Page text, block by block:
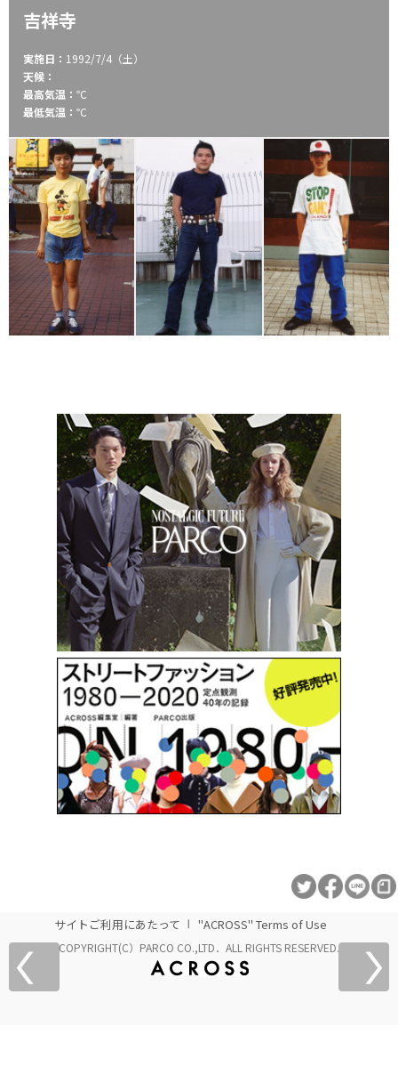
吉祥寺
実施日： 1992/7/4（土）
天候：
最高気温： ℃
最低気温： ℃
サイトご利用にあたって "ACROSS" Terms of Use
COPYRIGHT(C）PARCO CO.,LTD．ALL RIGHTS RESERVED.